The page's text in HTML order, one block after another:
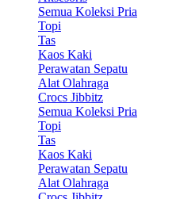
Semua Koleksi Pria
Topi
Tas
Kaos Kaki
Perawatan Sepatu
Alat Olahraga
Crocs Jibbitz
Semua Koleksi Pria
Topi
Tas
Kaos Kaki
Perawatan Sepatu
Alat Olahraga